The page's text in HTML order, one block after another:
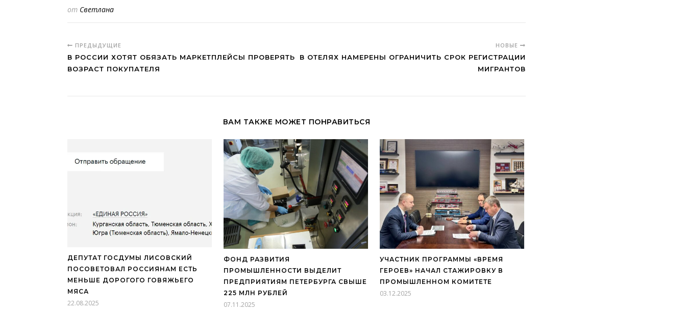
от Светлана
ПРЕДЫДУЩИЕ
В РОССИИ ХОТЯТ ОБЯЗАТЬ МАРКЕТПЛЕЙСЫ ПРОВЕРЯТЬ
ВОЗРАСТ ПОКУПАТЕЛЯ
НОВЫЕ
В ОТЕЛЯХ НАМЕРЕНЫ ОГРАНИЧИТЬ СРОК РЕГИСТРАЦИИ
МИГРАНТОВ
ВАМ ТАКЖЕ МОЖЕТ ПОНРАВИТЬСЯ
ДЕПУТАТ ГОСДУМЫ ЛИСОВСКИЙ
ПОСОВЕТОВАЛ РОССИЯНАМ ЕСТЬ
МЕНЬШЕ ДОРОГОГО ГОВЯЖЬЕГО
МЯСА
22.08.2025
ФОНД РАЗВИТИЯ
ПРОМЫШЛЕННОСТИ ВЫДЕЛИТ
ПРЕДПРИЯТИЯМ ПЕТЕРБУРГА СВЫШЕ
225 МЛН РУБЛЕЙ
07.11.2025
УЧАСТНИК ПРОГРАММЫ «ВРЕМЯ
ГЕРОЕВ» НАЧАЛ СТАЖИРОВКУ В
ПРОМЫШЛЕННОМ КОМИТЕТЕ
03.12.2025